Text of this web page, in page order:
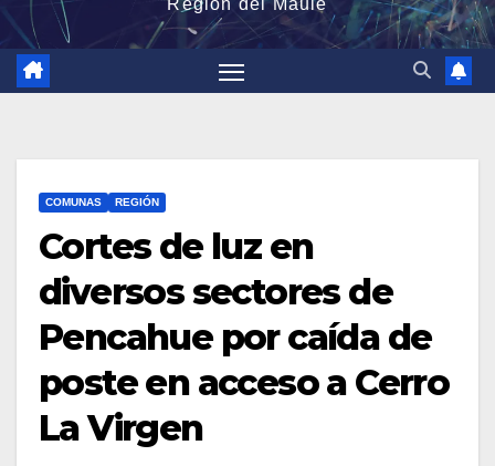
Región del Maule
COMUNAS REGIÓN
Cortes de luz en
diversos sectores de
Pencahue por caída de
poste en acceso a Cerro
La Virgen